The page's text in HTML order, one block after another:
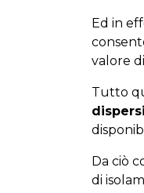
Ed in
valore
Tutto
Da ciò
di